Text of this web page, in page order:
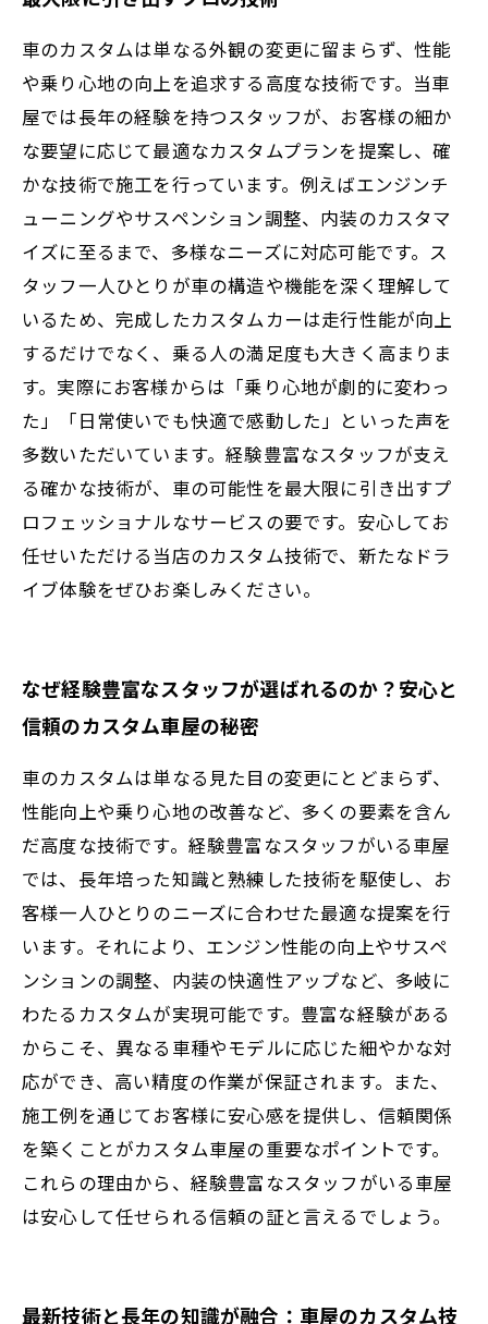
車のカスタムは単なる外観の変更に留まらず、性能
や乗り心地の向上を追求する高度な技術です。当車
屋では長年の経験を持つスタッフが、お客様の細か
な要望に応じて最適なカスタムプランを提案し、確
かな技術で施工を行っています。例えばエンジンチ
ューニングやサスペンション調整、内装のカスタマ
イズに至るまで、多様なニーズに対応可能です。ス
タッフ一人ひとりが車の構造や機能を深く理解して
いるため、完成したカスタムカーは走行性能が向上
するだけでなく、乗る人の満足度も大きく高まりま
す。実際にお客様からは「乗り心地が劇的に変わっ
た」「日常使いでも快適で感動した」といった声を
多数いただいています。経験豊富なスタッフが支え
る確かな技術が、車の可能性を最大限に引き出すプ
ロフェッショナルなサービスの要です。安心してお
任せいただける当店のカスタム技術で、新たなドラ
イブ体験をぜひお楽しみください。
なぜ経験豊富なスタッフが選ばれるのか？安心と
信頼のカスタム車屋の秘密
車のカスタムは単なる見た目の変更にとどまらず、
性能向上や乗り心地の改善など、多くの要素を含ん
だ高度な技術です。経験豊富なスタッフがいる車屋
では、長年培った知識と熟練した技術を駆使し、お
客様一人ひとりのニーズに合わせた最適な提案を行
います。それにより、エンジン性能の向上やサスペ
ンションの調整、内装の快適性アップなど、多岐に
わたるカスタムが実現可能です。豊富な経験がある
からこそ、異なる車種やモデルに応じた細やかな対
応ができ、高い精度の作業が保証されます。また、
施工例を通じてお客様に安心感を提供し、信頼関係
を築くことがカスタム車屋の重要なポイントです。
これらの理由から、経験豊富なスタッフがいる車屋
は安心して任せられる信頼の証と言えるでしょう。
最新技術と長年の知識が融合：車屋のカスタム技